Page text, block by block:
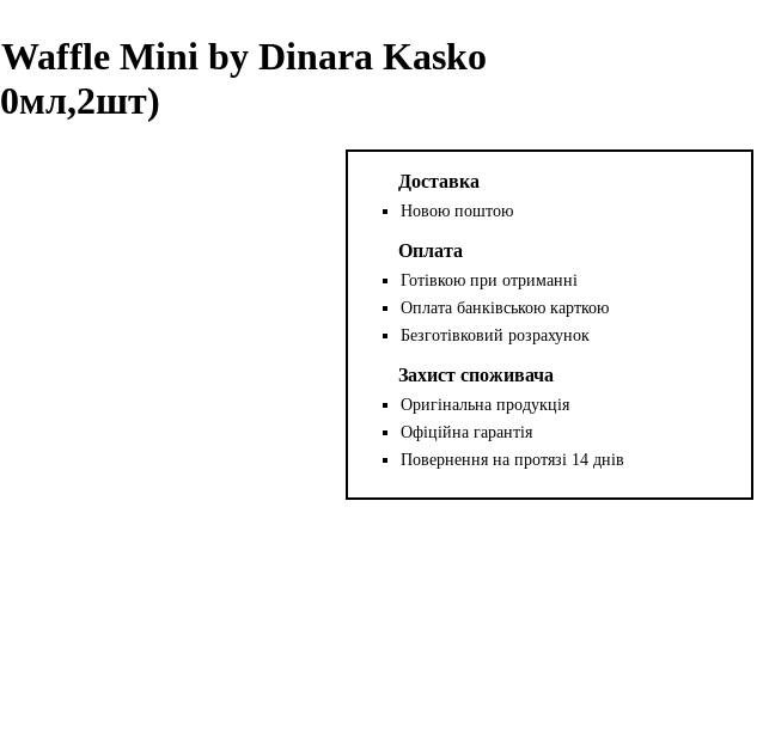
Mini by Dinara Kasko
Доставка
Новою поштою
Оплата
Готівкою при отриманні
Оплата банківською карткою
Безготівковий розрахунок
Захист споживача
Оригінальна продукція
Офіційна гарантія
Повернення на протязі 14 днів